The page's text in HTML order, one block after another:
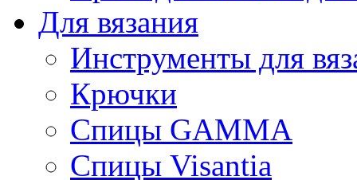
Для вязания
Инструменты для
Крючки
Спицы GAMMA
Спицы Visantia